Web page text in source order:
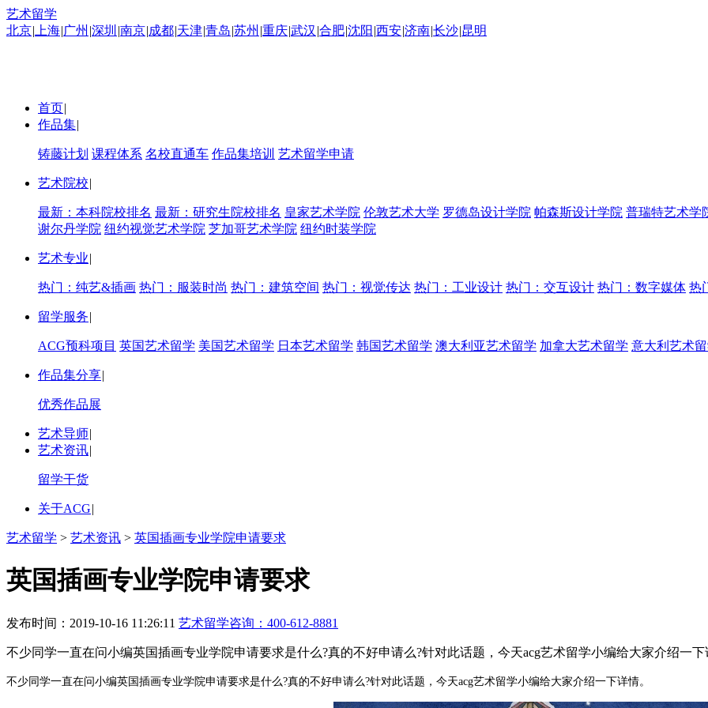
艺术留学
北京| 上海|广州 |深圳 |南京|成都|天津|青岛|苏州 |重庆|武汉 |合肥|沈阳 |西安|济南|长沙|昆明
首页|
作品集|
铸藤计划 课程体系 名校直通车 作品集培训 艺术留学申请
艺术院校|
最新：本科院校排名 最新：研究生院校排名 皇家艺术学院 伦敦艺术大学 罗德岛设计学院 帕森斯设计学院 普瑞特艺术学
谢尔丹学院 纽约视觉艺术学院 芝加哥艺术学院 纽约时装学院
艺术专业|
热门：纯艺&插画 热门：服装时尚 热门：建筑空间 热门：视觉传达 热门：工业设计 热门：交互设计 热门：数字媒体 热
留学服务|
ACG预科项目 英国艺术留学 美国艺术留学 日本艺术留学 韩国艺术留学 澳大利亚艺术留学 加拿大艺术留学 意大利艺术
作品集分享|
优秀作品展
艺术导师|
艺术资讯|
留学干货
关于ACG|
艺术留学 > 艺术资讯 > 英国插画专业学院申请要求
英国插画专业学院申请要求
发布时间：2019-10-16 11:26:11 艺术留学咨询： 400-612-8881
不少同学一直在问小编英国插画专业学院申请要求是什么?真的不好申请么?针对此话题，今天acg艺术留学小编给大家介绍一下
不少同学一直在问小编英国插画专业学院申请要求是什么?真的不好申请么?针对此话题，今天acg艺术留学小编给大家介绍一下详情。